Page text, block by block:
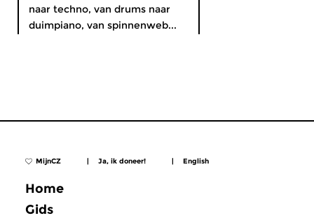
naar techno, van drums naar
duimpiano, van spinnenweb...
MijnCZ | Ja, ik doneer! | English
Home
Gids